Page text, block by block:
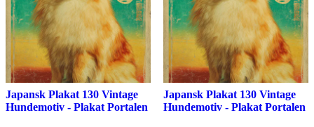
Japansk Plakat 130 Vintage
Hundemotiv - Plakat Portalen
Japansk Plakat 130 Vintage
Hundemotiv - Plakat Portalen